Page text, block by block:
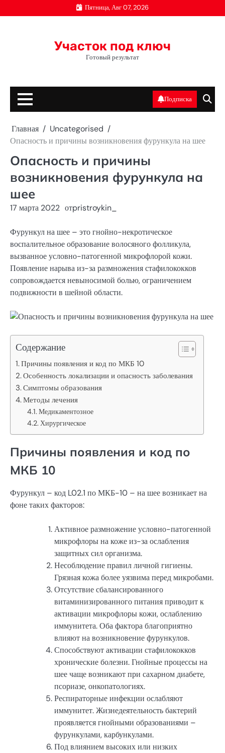
к
Пятница, Авг 07, 2026
Участок под ключ
Готовый результат
Подписка
Главная
Uncategorised
Опасность и причины возникновения фурункула на шее
Опасность и причины
возникновения фурункула на
шее
17 марта 2022 отpristroykin_
Фурункул на шее – это гнойно-некротическое
воспалительное образование волосяного фолликула,
вызванное условно-патогенной микрофлорой кожи.
Появление нарыва из-за размножения стафилококков
сопровождается невыносимой болью, ограничением
подвижности в шейной области.
Содержание
Причины появления и код по МКБ 10
Особенность локализации и опасность заболевания
Симптомы образования
Методы лечения
Медикаментозное
Хирургическое
Причины появления и код по
МКБ 10
Фурункул – код L02.1 по МКБ-10 – на шее возникает на
фоне таких факторов:
Активное размножение условно-патогенной
микрофлоры на коже из-за ослабления
защитных сил организма.
Несоблюдение правил личной гигиены.
Грязная кожа более уязвима перед микробами.
Отсутствие сбалансированного
витаминизированного питания приводит к
активации микрофлоры кожи, ослаблению
иммунитета. Оба фактора благоприятно
влияют на возникновение фурункулов.
Способствуют активации стафилококков
хронические болезни. Гнойные процессы на
шее чаще возникают при сахарном диабете,
псориазе, онкопатологиях.
Респираторные инфекции ослабляют
иммунитет. Жизнедеятельность бактерий
проявляется гнойными образованиями –
фурункулами, карбункулами.
Под влиянием высоких или низких